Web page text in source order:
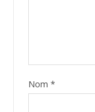
Nom *